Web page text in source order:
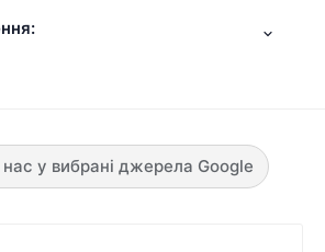
у вибрані джерела Google